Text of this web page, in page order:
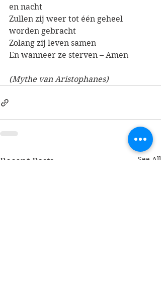
en nacht
Zullen zij weer tot één geheel
worden gebracht
Zolang zij leven samen
En wanneer ze sterven – Amen
(Mythe van Aristophanes)
Recent Posts See All